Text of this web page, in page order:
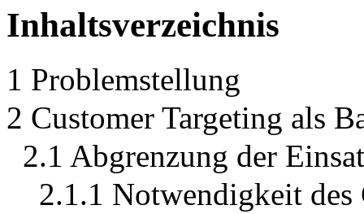
Inhaltsverzeichnis
1 Problemstellung
2 Customer Targeting als
2.1 Abgrenzung der
2.1.1 Notwendigkeit des